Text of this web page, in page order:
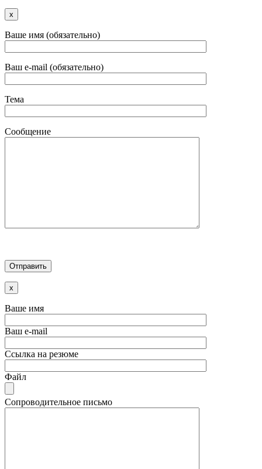
x
Ваше имя (обязательно)
Ваш e-mail (обязательно)
Тема
Сообщение
x
Ваше имя
Ваш e-mail
Ссылка на резюме
Файл
Сопроводительное письмо